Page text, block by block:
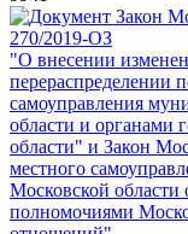
Закон
270/2019-ОЗ
"О внесении
перераспределении
самоуправления
области и органами
области" и Закон
местного
Московской области
полномочиями